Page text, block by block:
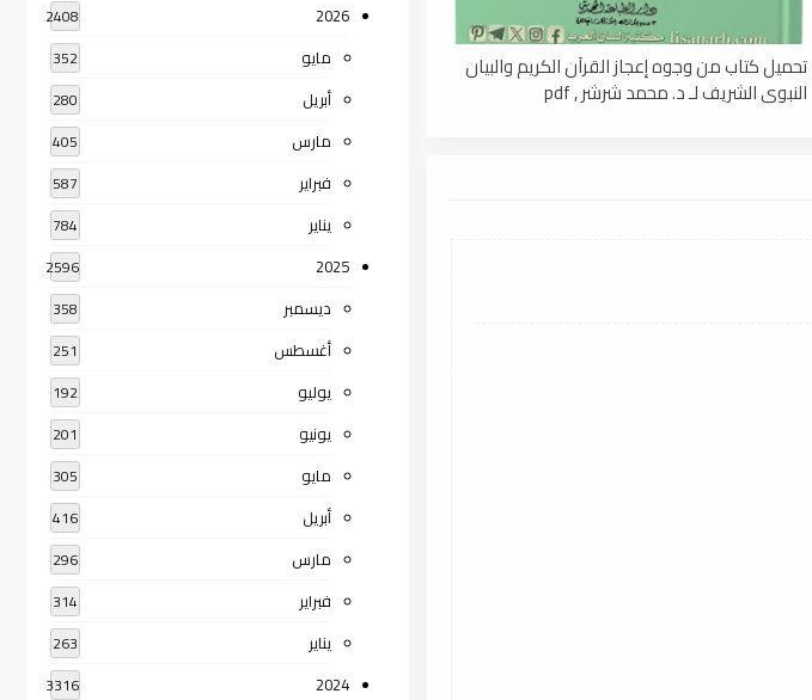
تحميل كتاب من وجوه إعجاز القرآن الكريم والبيان
النبوي الشريف لـ د. محمد شرشر , pdf
2026
2408
مايو 352
أبريل 280
مارس 405
فبراير 587
يناير 784
2025
2596
ديسمبر 358
أغسطس 251
يوليو 192
يونيو 201
مايو 305
أبريل 416
مارس 296
فبراير 314
يناير 263
2024
3316